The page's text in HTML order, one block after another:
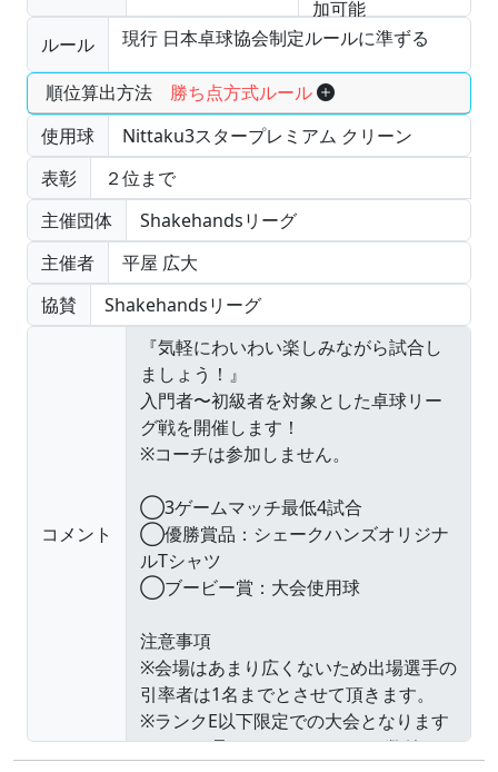
加可能
ルール
現行 日本卓球協会制定ルールに準ずる
順位算出方法 勝ち点方式ルール
使用球
Nittaku3スタープレミアム クリーン
表彰
２位まで
主催団体
Shakehandsリーグ
主催者
平屋 広大
協賛
Shakehandsリーグ
コメント